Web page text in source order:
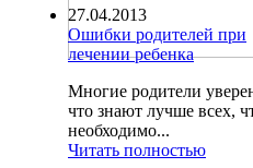
27.04.2013
Ошибки родителей при
лечении ребенка
Многие родители
что знают лучше всех,
необходимо...
Читать полностью